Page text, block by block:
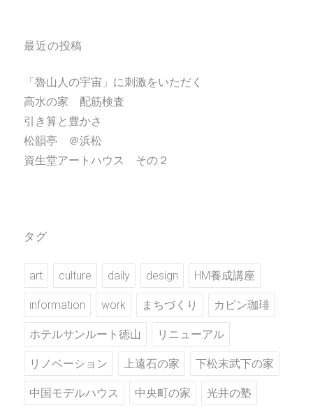
最近の投稿
「魯山人の宇宙」に刺激をいただく
高水の家 配筋検査
引き算と豊かさ
松韻亭 ＠浜松
資生堂アートハウス その２
タグ
art culture daily design HM養成講座
information work まちづくり カピン珈琲
ホテルサンルート徳山 リニューアル
リノベーション 上遠石の家 下松末武下の家
中国モデルハウス 中央町の家 光井の塾